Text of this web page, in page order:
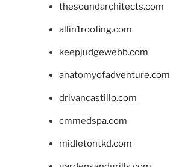
thesoundarchitects.com
allin1roofing.com
keepjudgewebb.com
anatomyofadventure.com
drivancastillo.com
cmmedspa.com
midletontkd.com